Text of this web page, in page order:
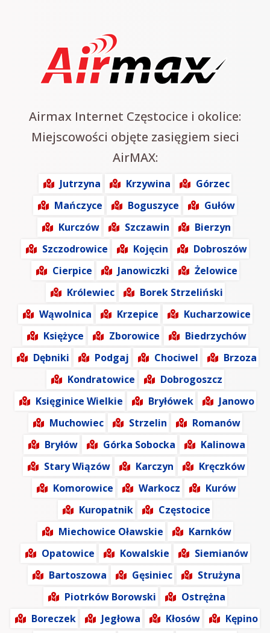
Airmax Internet Częstocice i okolice:
Miejscowości objęte zasięgiem sieci
AirMAX:
Jutrzyna Krzywina
Górzec
Mańczyce
Boguszyce
Gułów
Kurczów
Szczawin
Bierzyn
Szczodrowice
Kojęcin
Dobroszów
Cierpice
Janowiczki
Żelowice
Królewiec
Borek Strzeliński
Wąwolnica
Krzepice
Kucharzowice
Księżyce
Zborowice
Biedrzychów
Dębniki
Podgaj Chociwel
Brzoza
Kondratowice
Dobrogoszcz
Księginice Wielkie
Bryłówek
Janowo
Muchowiec
Strzelin
Romanów
Bryłów
Górka Sobocka
Kalinowa
Stary Wiązów
Karczyn
Kręczków
Komorowice
Warkocz
Kurów
Kuropatnik
Częstocice
Miechowice Oławskie
Karnków
Opatowice
Kowalskie
Siemianów
Bartoszowa
Gęsiniec
Strużyna
Piotrków Borowski
Ostrężna
Boreczek
Jegłowa Kłosów
Kępino